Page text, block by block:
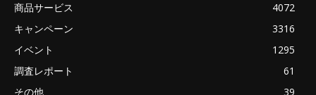
商品サービス
4072
キャンペーン
3316
イベント
1295
調査レポート
61
その他
39